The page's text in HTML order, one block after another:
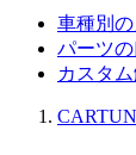
車種別
パーツ
カスタ